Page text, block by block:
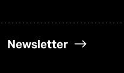
Newsletter